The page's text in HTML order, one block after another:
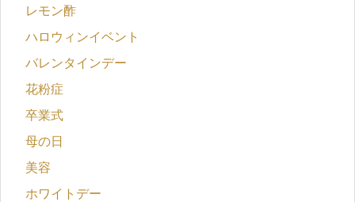
レモン酢
ハロウィンイベント
バレンタインデー
花粉症
卒業式
母の日
美容
ホワイトデー